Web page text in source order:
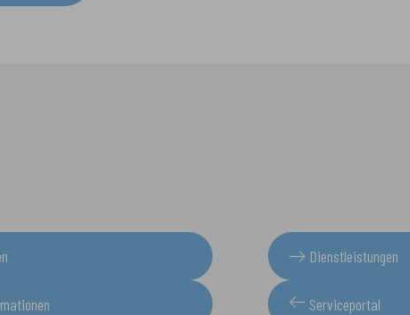
Dienstleistungen
Serviceportal